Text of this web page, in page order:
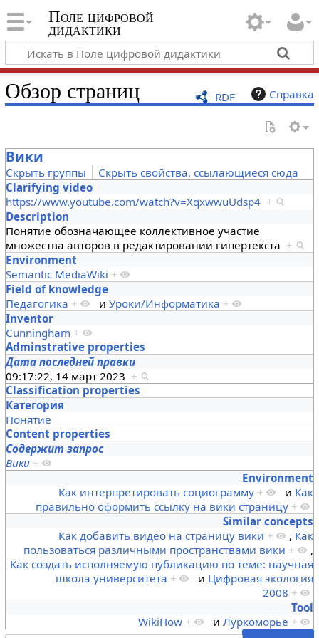
Поле цифровой
дидактики
RDF Справка
Обзор страниц
Вики
Скрыть группы
Скрыть свойства, ссылающиеся сюда
Clarifying video
https://www.youtube.com/watch?v=XqxwwuUdsp4 +
Description
Понятие обозначающее коллективное участие
множества авторов в редактировании гипертекста +
Environment
Semantic MediaWiki +
Field of knowledge
Педагогика + и Уроки/Информатика +
Inventor
Cunningham +
Adminstrative properties
Дата последней правки
09:17:22, 14 март 2023 +
Classification properties
Категория
Понятие
Content properties
Содержит запрос
Вики +
Environment
Как интерпретировать социограмму + и Как
правильно оформить ссылку на вики страницу +
Similar concepts
Как добавить видео на страницу вики + , Как
пользоваться различными пространствами вики +
,
Как создать исполняемую публикацию по теме: научная
школа университета + и Цифровая экология
2008 +
Tool
WikiHow + иЛуркоморье +